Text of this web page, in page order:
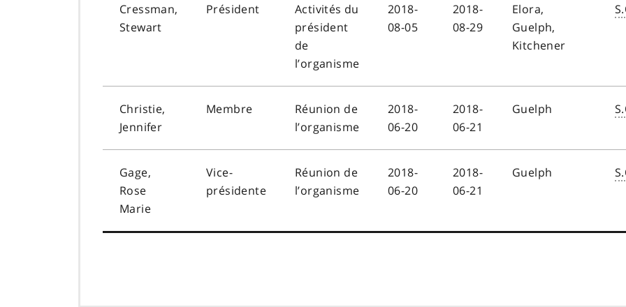
Cressman,
Stewart
Président
Activités du
président
de
l’organisme
2018-
08-05
2018-
08-29
Elora,
Guelph,
Kitchener
Christie,
Jennifer
Membre
Réunion de
l’organisme
2018-
06-20
2018-
06-21
Guelph
Gage,
Rose
Marie
Vice-
présidente
Réunion de
l’organisme
2018-
06-20
2018-
06-21
Guelph